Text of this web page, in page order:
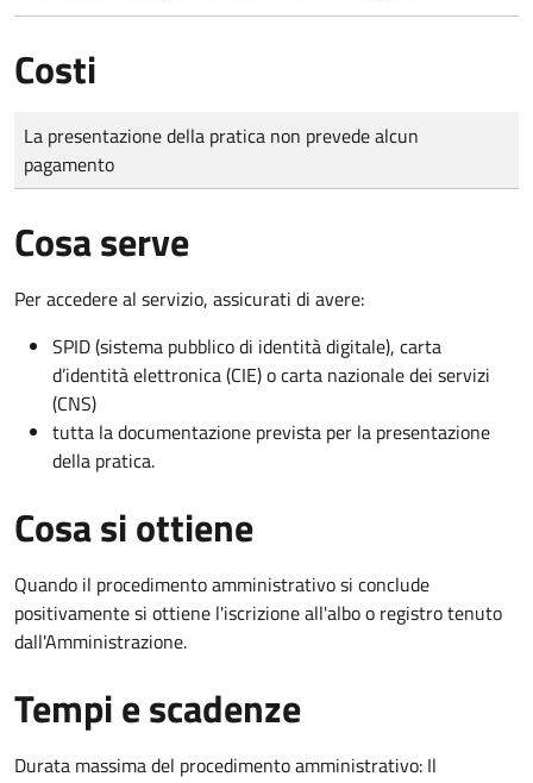
Costi
Tipo di pagamento
Importo
La presentazione della pratica non prevede alcun
pagamento
Cosa serve
Per accedere al servizio, assicurati di avere:
SPID (sistema pubblico di identità digitale), carta
d’identità elettronica (CIE) o carta nazionale dei servizi
(CNS)
tutta la documentazione prevista per la presentazione
della pratica.
Cosa si ottiene
Quando il procedimento amministrativo si conclude
positivamente si ottiene l'iscrizione all'albo o registro tenuto
dall'Amministrazione.
Tempi e scadenze
Durata massima del procedimento amministrativo: Il